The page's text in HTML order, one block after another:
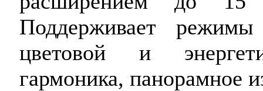
Поддерживает
цветовой и
гармоника, панорамное